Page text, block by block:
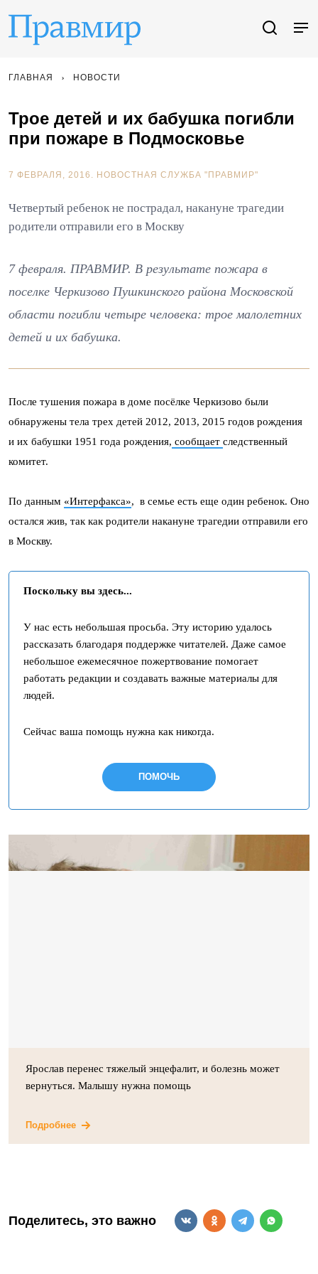
ГЛАВНАЯ НОВОСТИ
Трое детей и их бабушка погибли
при пожаре в Подмосковье
7 ФЕВРАЛЯ, 2016. НОВОСТНАЯ СЛУЖБА "ПРАВМИР"
Четвертый ребенок не пострадал, накануне трагедии
родители отправили его в Москву
7 февраля. ПРАВМИР. В результате пожара в
поселке Черкизово Пушкинского района Московской
области погибли четыре человека: трое малолетних
детей и их бабушка.
После тушения пожара в доме посёлке Черкизово были
обнаружены тела трех детей 2012, 2013, 2015 годов рождения
и их бабушки 1951 года рождения, сообщает следственный
комитет.
По данным «Интерфакса», в семье есть еще один ребенок. Оно
остался жив, так как родители накануне трагедии отправили его
в Москву.
Поскольку вы здесь...
У нас есть небольшая просьба. Эту историю удалось
рассказать благодаря поддержке читателей. Даже самое
небольшое ежемесячное пожертвование помогает
работать редакции и создавать важные материалы для
людей.
Сейчас ваша помощь нужна как никогда.
ПОМОЧЬ
Ярослав перенес тяжелый энцефалит, и болезнь может
вернуться. Малышу нужна помощь
Подробнее
Поделитесь, это важно